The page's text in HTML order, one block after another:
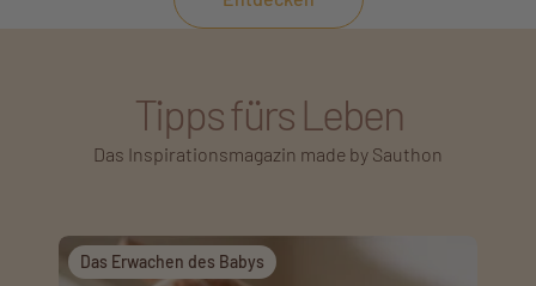
Tipps fürs Leben
Das Inspirationsmagazin made by Sauthon
Das Erwachen des Babys